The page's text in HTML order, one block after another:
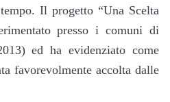
Il progetto “Una Scelta
presso i comuni di
ed ha evidenziato come
favorevolmente accolta dalle